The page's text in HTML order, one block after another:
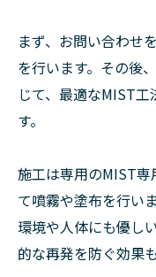
まず、お問い合わせ
を行います。その後
じて、最適なMIST
す。
施工は専用のMIST
て噴霧や塗布を行い
環境や人体にも優し
的な再発を防ぐ効果